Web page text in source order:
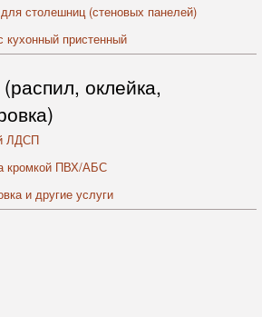
столешниц (стеновых панелей)
кухонный пристенный
оклейка,
ЛДСП
кромкой ПВХ/АБС
и другие услуги